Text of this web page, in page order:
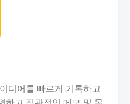
디어를 빠르게 기록하고